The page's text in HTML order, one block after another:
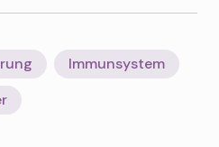
Immunsystem